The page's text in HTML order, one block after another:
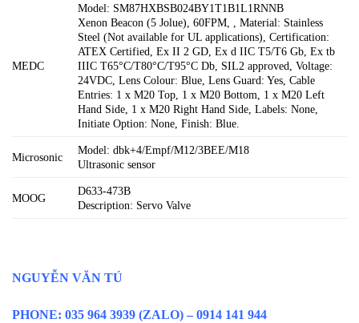
MEDC
Model: SM87HXBSB024BY1T1B1L1RNNB
Xenon Beacon (5 Jolue), 60FPM, , Material: Stainless
Steel (Not available for UL applications), Certification:
ATEX Certified, Ex II 2 GD, Ex d IIC T5/T6 Gb, Ex tb
IIIC T65°C/T80°C/T95°C Db, SIL2 approved, Voltage:
24VDC, Lens Colour: Blue, Lens Guard: Yes, Cable
Entries: 1 x M20 Top, 1 x M20 Bottom, 1 x M20 Left
Hand Side, 1 x M20 Right Hand Side, Labels: None,
Initiate Option: None, Finish: Blue.
Microsonic
Model: dbk+4/Empf/M12/3BEE/M18
Ultrasonic sensor
MOOG
D633-473B
Description: Servo Valve
NGUYỄN VĂN TÚ
PHONE: 035 964 3939 (ZALO) – 0914 141 944